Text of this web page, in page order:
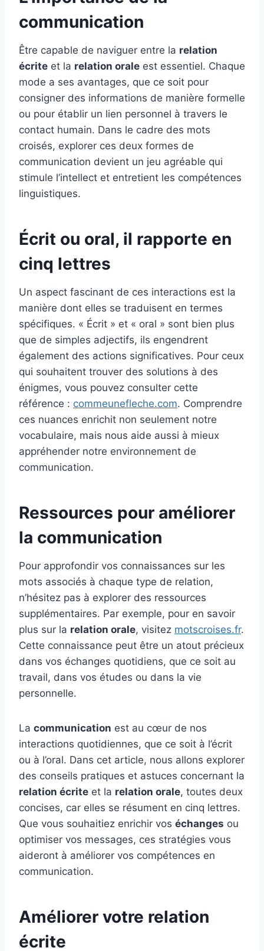
communication
Être capable de naviguer entre la relation
écrite et la relation orale est essentiel. Chaque
mode a ses avantages, que ce soit pour
consigner des informations de manière formelle
ou pour établir un lien personnel à travers le
contact humain. Dans le cadre des mots
croisés, explorer ces deux formes de
communication devient un jeu agréable qui
stimule l’intellect et entretient les compétences
linguistiques.
Écrit ou oral, il rapporte en
cinq lettres
Un aspect fascinant de ces interactions est la
manière dont elles se traduisent en termes
spécifiques. « Écrit » et « oral » sont bien plus
que de simples adjectifs, ils engendrent
également des actions significatives. Pour ceux
qui souhaitent trouver des solutions à des
énigmes, vous pouvez consulter cette
référence : commeunefleche.com. Comprendre
ces nuances enrichit non seulement notre
vocabulaire, mais nous aide aussi à mieux
appréhender notre environnement de
communication.
Ressources pour améliorer
la communication
Pour approfondir vos connaissances sur les
mots associés à chaque type de relation,
n’hésitez pas à explorer des ressources
supplémentaires. Par exemple, pour en savoir
plus sur la relation orale, visitez motscroises.fr.
Cette connaissance peut être un atout précieux
dans vos échanges quotidiens, que ce soit au
travail, dans vos études ou dans la vie
personnelle.
La communication est au cœur de nos
interactions quotidiennes, que ce soit à l’écrit
ou à l’oral. Dans cet article, nous allons explorer
des conseils pratiques et astuces concernant la
relation écrite et la relation orale, toutes deux
concises, car elles se résument en cinq lettres.
Que vous souhaitiez enrichir vos échanges ou
optimiser vos messages, ces stratégies vous
aideront à améliorer vos compétences en
communication.
Améliorer votre relation
écrite